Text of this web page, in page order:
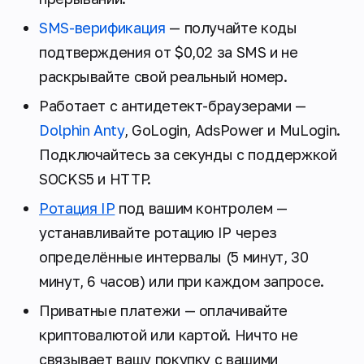
SMS-верификация — получайте коды
подтверждения от $0,02 за SMS и не
раскрывайте свой реальный номер.
Работает с антидетект-браузерами —
Dolphin Anty, GoLogin, AdsPower и MuLogin.
Подключайтесь за секунды с поддержкой
SOCKS5 и HTTP.
Ротация IP под вашим контролем —
устанавливайте ротацию IP через
определённые интервалы (5 минут, 30
минут, 6 часов) или при каждом запросе.
Приватные платежи — оплачивайте
криптовалютой или картой. Ничто не
связывает вашу покупку с вашими